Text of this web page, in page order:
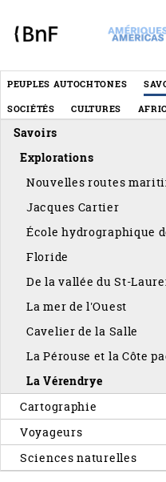
Menu
éditorial
PEUPLES AUTOCHTONES
SOCIÉTÉS CULTURES
Savoirs
Explorations
Nouvelles routes
Jacques Cartier
École hydrographique
Floride
De la vallée du St-
La mer de l'Ouest
Cavelier de la Salle
La Pérouse et la Côte
La Vérendrye
Cartographie
Voyageurs
Sciences naturelles